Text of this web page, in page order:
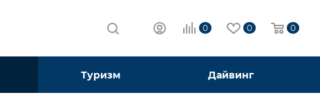
0 0 0
Туризм Дайвинг